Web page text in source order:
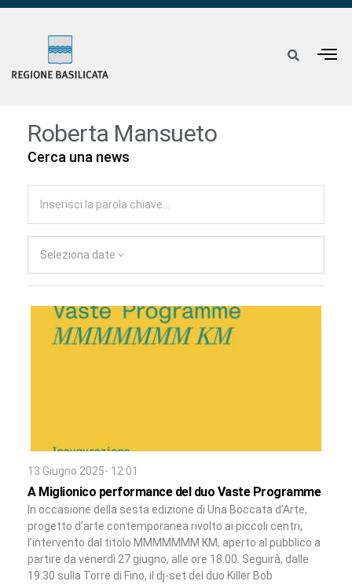
Roberta Mansueto
Cerca una news
Seleziona date
13 Giugno 2025- 12:01
A Miglionico performance del duo Vaste Programme
In occasione della sesta edizione di Una Boccata d’Arte,
progetto d’arte contemporanea rivolto ai piccoli centri,
l’intervento dal titolo MMMMMMM KM, aperto al pubblico a
partire da venerdì 27 giugno, alle ore 18.00. Seguirà, dalle
19:30 sulla Torre di Fino, il dj-set del duo Killer Bob